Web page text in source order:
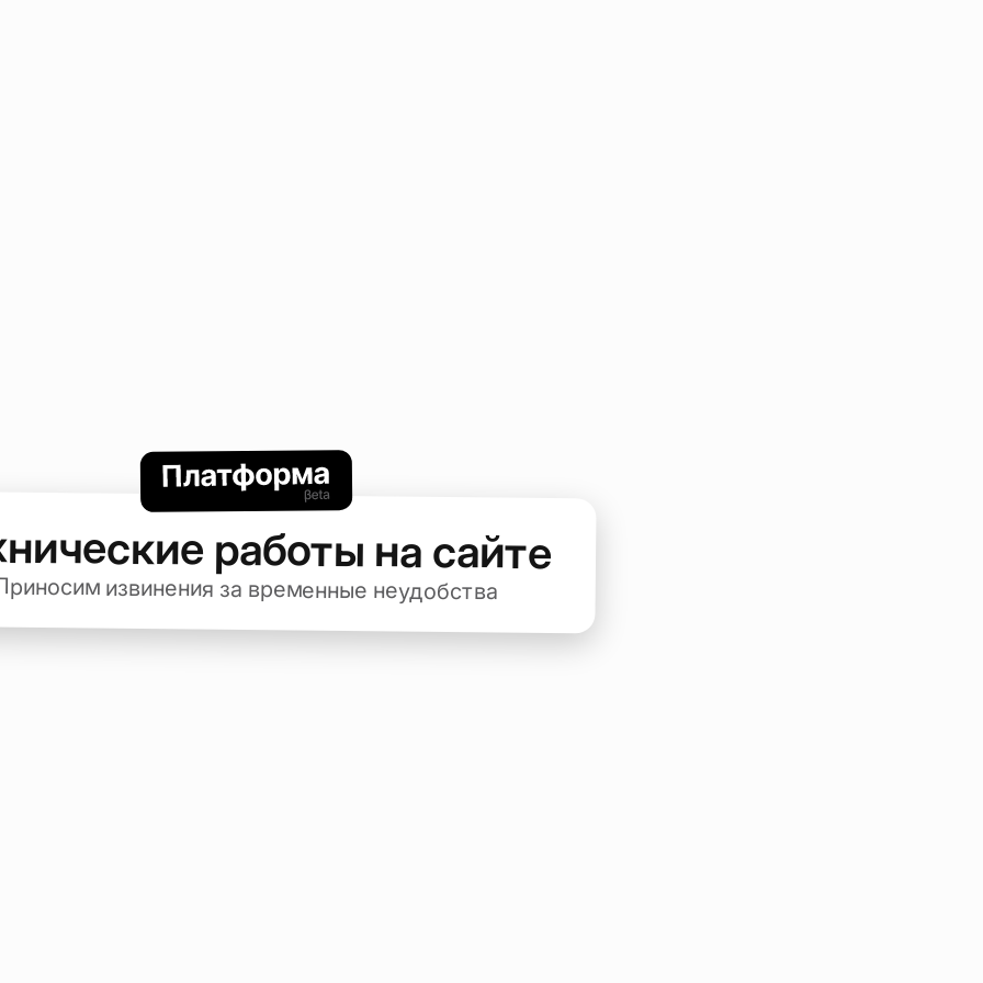
работы на сайте
извинения за временные неудобства